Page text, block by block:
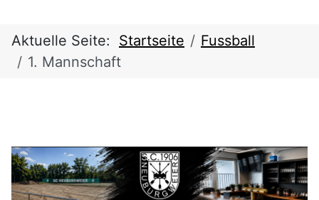
Aktuelle Seite: Startseite
Fussball
1. Mannschaft